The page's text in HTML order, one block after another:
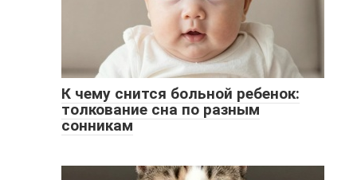
К чему снится больной ребенок:
толкование сна по разным
сонникам